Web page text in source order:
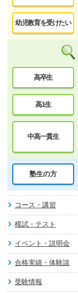
幼児教育を受けたい
高卒生
高1生
中高一貫生
塾生の方
コース・講習
模試・テスト
イベント・説明会
合格実績・体験談
受験情報